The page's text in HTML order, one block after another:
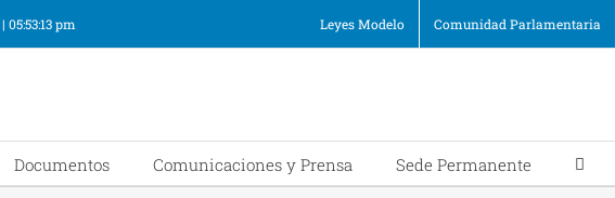
| 05:53:13 pm Leyes Modelo Comunidad Parlamentaria
Documentos Comunicaciones y Prensa Sede Permanente